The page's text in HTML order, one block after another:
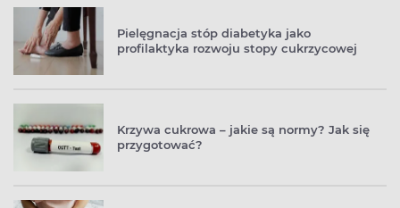
Pielęgnacja stóp diabetyka jako
profilaktyka rozwoju stopy cukrzycowej
Krzywa cukrowa – jakie są normy? Jak się
przygotować?